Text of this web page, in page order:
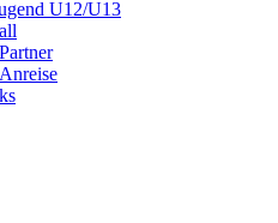
U12/U13